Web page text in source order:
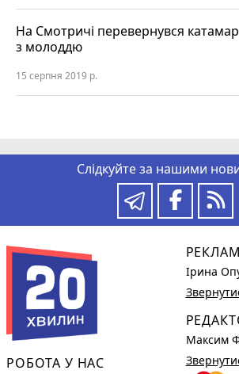
На Смотричі перевернувся
з молоддю
15 серпня 2019 р.
Слідкуйте за нашими
РОБОТА У НАС
Ірина
Максим